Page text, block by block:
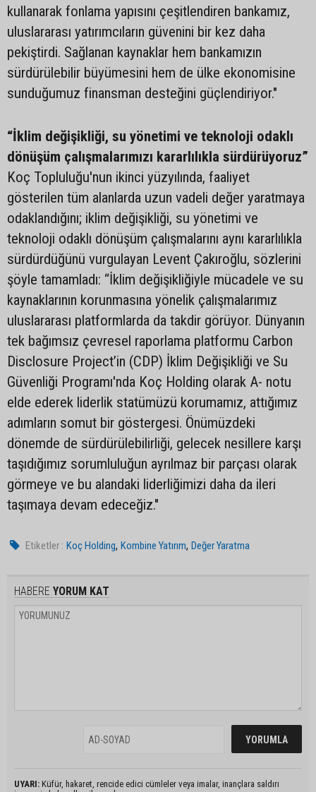
kullanarak fonlama yapısını çeşitlendiren bankamız,
uluslararası yatırımcıların güvenini bir kez daha
pekiştirdi. Sağlanan kaynaklar hem bankamızın
sürdürülebilir büyümesini hem de ülke ekonomisine
sunduğumuz finansman desteğini güçlendiriyor."
“İklim değişikliği, su yönetimi ve teknoloji odaklı
dönüşüm çalışmalarımızı kararlılıkla sürdürüyoruz”
Koç Topluluğu'nun ikinci yüzyılında, faaliyet
gösterilen tüm alanlarda uzun vadeli değer yaratmaya
odaklandığını; iklim değişikliği, su yönetimi ve
teknoloji odaklı dönüşüm çalışmalarını aynı kararlılıkla
sürdürdüğünü vurgulayan Levent Çakıroğlu, sözlerini
şöyle tamamladı: “İklim değişikliğiyle mücadele ve su
kaynaklarının korunmasına yönelik çalışmalarımız
uluslararası platformlarda da takdir görüyor. Dünyanın
tek bağımsız çevresel raporlama platformu Carbon
Disclosure Project’in (CDP) İklim Değişikliği ve Su
Güvenliği Programı'nda Koç Holding olarak A- notu
elde ederek liderlik statümüzü korumamız, attığımız
adımların somut bir göstergesi. Önümüzdeki
dönemde de sürdürülebilirliği, gelecek nesillere karşı
taşıdığımız sorumluluğun ayrılmaz bir parçası olarak
görmeye ve bu alandaki liderliğimizi daha da ileri
taşımaya devam edeceğiz."
Etiketler : Koç Holding,Kombine Yatırım,Değer Yaratma
HABERE YORUM KAT
UYARI: Küfür, hakaret, rencide edici cümleler veya imalar, inançlara saldırı